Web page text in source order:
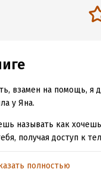
взамен на помощь, я
у Яна.
называть как
получая доступ к
полностью